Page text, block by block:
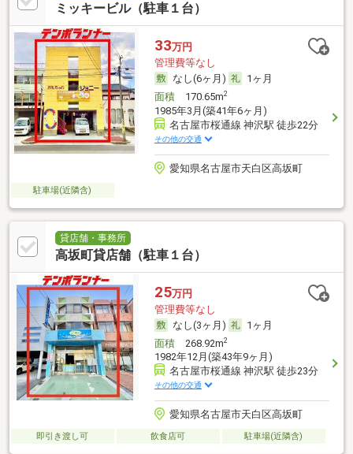
ミッキービル（駐車１台）
33万円
管理費等なし
なし(6ヶ月)
1ヶ月
面積170.65m2
1985年3月(築41年6ヶ月)
名古屋市桜通線 神沢駅 徒歩22分
その他の交通
愛知県名古屋市天白区高坂町
駐車場(近隣含)
貸店舗・事務所
高坂町貸店舗（駐車１台）
25万円
管理費等なし
なし(3ヶ月)
1ヶ月
面積268.92m2
1982年12月(築43年9ヶ月)
名古屋市桜通線 神沢駅 徒歩23分
その他の交通
愛知県名古屋市天白区高坂町
即引き渡し可 飲食店可 駐車場(近隣含)